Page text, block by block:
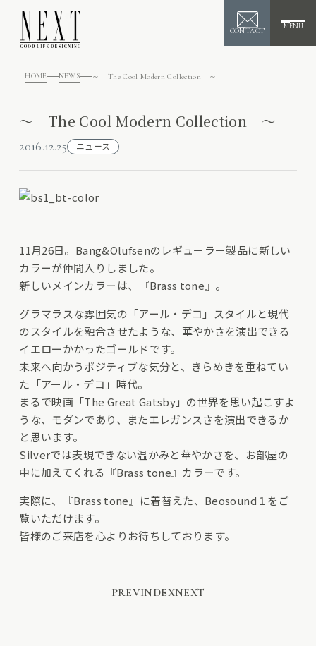
CONTACT
MENU
HOME NEWS ～ The Cool Modern Collection ～
～ The Cool Modern Collection ～
2016.12.25 ニュース
11月26日。Bang&Olufsenのレギューラー製品に新しい
カラーが仲間入りしました。
新しいメインカラーは、『Brass tone』。
グラマラスな雰囲気の「アール・デコ」スタイルと現代
のスタイルを融合させたような、華やかさを演出できる
イエローかかったゴールドです。
未来へ向かうポジティブな気分と、きらめきを重ねてい
た「アール・デコ」時代。
まるで映画「The Great Gatsby」の世界を思い起こすよ
うな、モダンであり、またエレガンスさを演出できるか
と思います。
Silverでは表現できない温かみと華やかさを、お部屋の
中に加えてくれる『Brass tone』カラーです。
実際に、『Brass tone』に着替えた、Beosound１をご
覧いただけます。
皆様のご来店を心よりお待ちしております。
PREVINDEXNEXT